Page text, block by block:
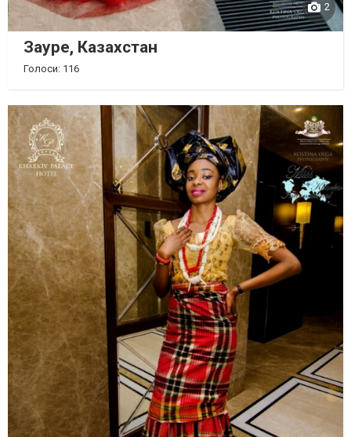
2
Зауре, Казахстан
Голоси: 116